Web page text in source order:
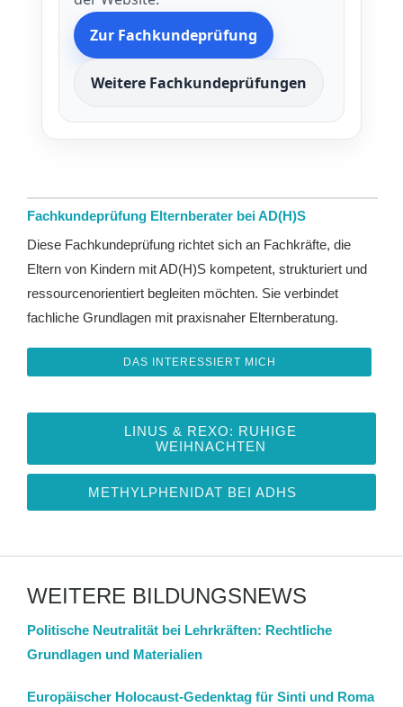
Zur Fachkundeprüfung
Weitere Fachkundeprüfungen
Fachkundeprüfung Elternberater bei AD(H)S
Diese Fachkundeprüfung richtet sich an Fachkräfte, die
Eltern von Kindern mit AD(H)S kompetent, strukturiert und
ressourcenorientiert begleiten möchten. Sie verbindet
fachliche Grundlagen mit praxisnaher Elternberatung.
DAS INTERESSIERT MICH
LINUS & REXO: RUHIGE
WEIHNACHTEN
METHYLPHENIDAT BEI ADHS
WEITERE BILDUNGSNEWS
Politische Neutralität bei Lehrkräften: Rechtliche
Grundlagen und Materialien
Europäischer Holocaust-Gedenktag für Sinti und Roma